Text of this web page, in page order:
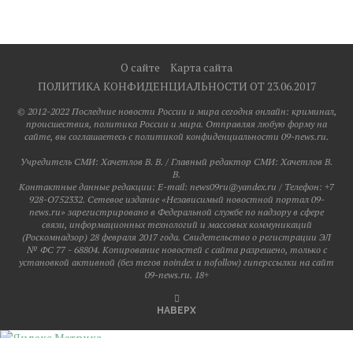
О сайте
Карта сайта
ПОЛИТИКА КОНФИДЕНЦИАЛЬНОСТИ ОТ 23.06.2017
© 2012-2022 Последние новости России и мира сегодня онлайн: криминал,
происшествия, политика России и мира. Отправляя любую форму на
сайте, вы соглашаетесь с политикой конфиденциальности 09-news.ru.
Учредитель СМИ: Хaчeтлoв B. B. / Главный редактор СМИ: Хaчeтлoв B.
B.
Контактные данные редакции: E-mail: news09ru@yandex.ru / Телефон: +7
928-O752332. Сетевое издание «Независимый новостной портал 09-
news.ru» зарегистрировано в Федеральной службе по надзору в сфере
связи, информационных технологий и массовых коммуникаций
(Роскомнадзор) 28 февраля 2017 года. Свидетельство о регистрации ЭЛ
№ ФС 77 - 68804. Копирование новостей с сайта разрешено, только с
установкой активной (без тегов noindex и nofollow) гиперссылки на сайт
09-news.ru. 18+
НАВЕРХ